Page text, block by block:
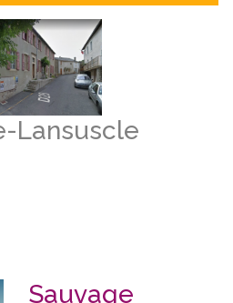
Lansuscle
Sauvage